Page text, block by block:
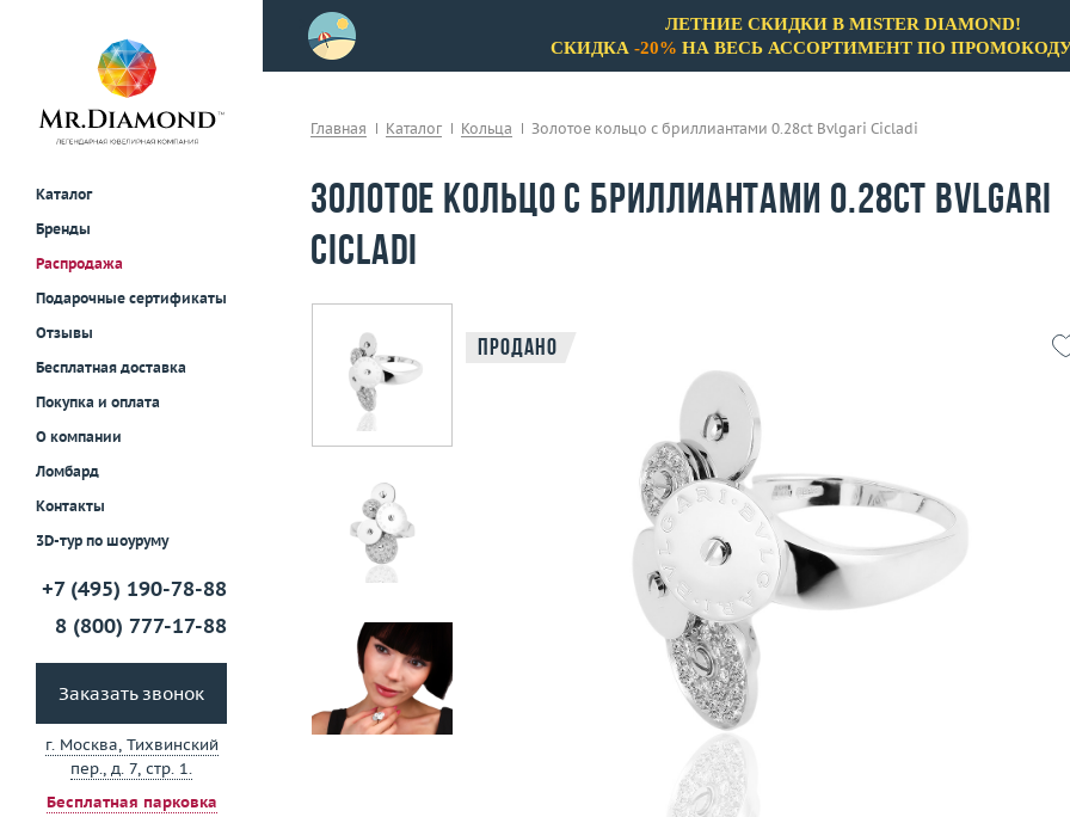
Каталог
Бренды
Распродажа
Подарочные сертификаты
Отзывы
Бесплатная доставка
Покупка и оплата
О компании
Ломбард
Контакты
3D-тур по шоуруму
+7 (495) 190-78-88
8 (800) 777-17-88
Заказать звонок
г. Москва, Тихвинский
пер., д. 7, стр. 1.
Бесплатная парковка
примерки!
ЛЕТНИЕ СКИДКИ В MISTER DIAMOND!
СКИДКА -20% НА ВЕСЬ АССОРТИМЕНТ ПО
Главная Каталог Кольца Золотое кольцо с бриллиантами 0.28ct Bvlgari Cicladi
Золотое кольцо с бриллиантами 0.28ct Bvlgari
Cicladi
Продано